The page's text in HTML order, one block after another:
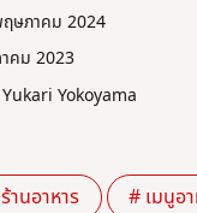
ษภาคม 2024
คม 2023
Yokoyama
านอาหาร # เมนูอ